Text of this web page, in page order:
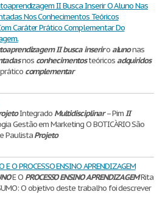
II Busca Inserir O Aluno Nas
Nos Conhecimentos Teóricos
Caráter Prático Complementar Do
II busca inseriroalunonas
nos conhecimentosteóricosadquiridos
complementar
Integrado Multidisciplinar– PimII
Gestão em Marketing O BOTICÀRIO São
PaulistaProjeto
E O PROCESSO ENSINO APRENDIZAGEM
E O PROCESSO ENSINOAPRENDIZAGEMRita
O objetivo deste trabalho foi descrever